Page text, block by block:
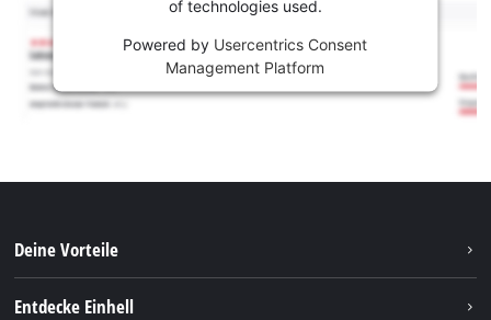
of technologies used.
Powered by Usercentrics Consent
Management Platform
Deine Vorteile
Entdecke Einhell